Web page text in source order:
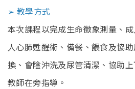
➢ 教學方式
本次課程以完成生命徵象測量、
人心肺甦醒術、備餐、餵食及協
換、會陰沖洗及尿管清潔、協助
教師在旁指導。